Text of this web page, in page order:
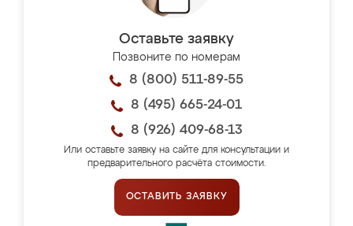
Оставьте заявку
Позвоните по номерам
8 (800) 511-89-55
8 (495) 665-24-01
8 (926) 409-68-13
Или оставьте заявку на сайте для консультации и
предварительного расчёта стоимости.
ОСТАВИТЬ ЗАЯВКУ